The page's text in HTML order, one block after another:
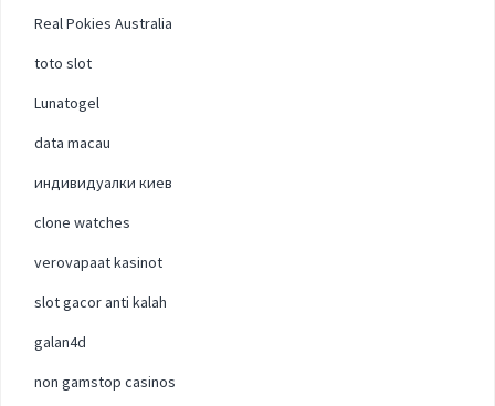
Real Pokies Australia
toto slot
Lunatogel
data macau
индивидуалки киев
clone watches
verovapaat kasinot
slot gacor anti kalah
galan4d
non gamstop casinos